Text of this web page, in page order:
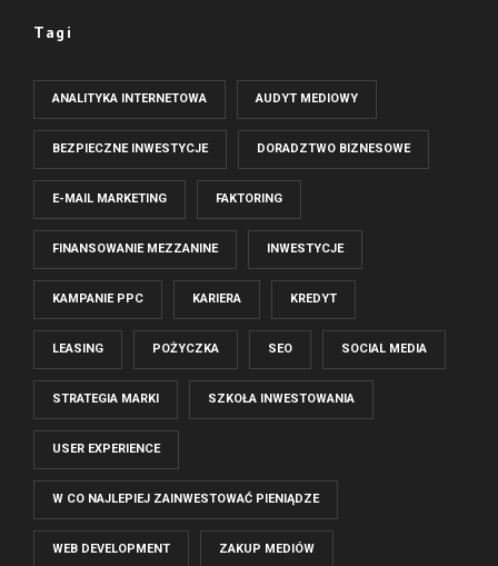
Tagi
ANALITYKA INTERNETOWA AUDYT MEDIOWY
BEZPIECZNE INWESTYCJE DORADZTWO BIZNESOWE
E-MAIL MARKETING FAKTORING
FINANSOWANIE MEZZANINE INWESTYCJE
KAMPANIE PPC KARIERA KREDYT
LEASING POŻYCZKA SEO SOCIAL MEDIA
STRATEGIA MARKI SZKOŁA INWESTOWANIA
USER EXPERIENCE
W CO NAJLEPIEJ ZAINWESTOWAĆ PIENIĄDZE
WEB DEVELOPMENT ZAKUP MEDIÓW